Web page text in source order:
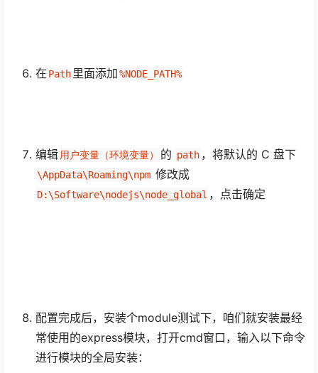
在 Path 里面添加%NODE_PATH%
编辑 用户变量（环境变量） 的 path ，将默认的 C 盘下
\AppData\Roaming\npm 修改成
D:\Software\nodejs\node_global ，点击确定
配置完成后，安装个module测试下，咱们就安装最经
常使用的express模块，打开cmd窗口，输入以下命令
进行模块的全局安装：